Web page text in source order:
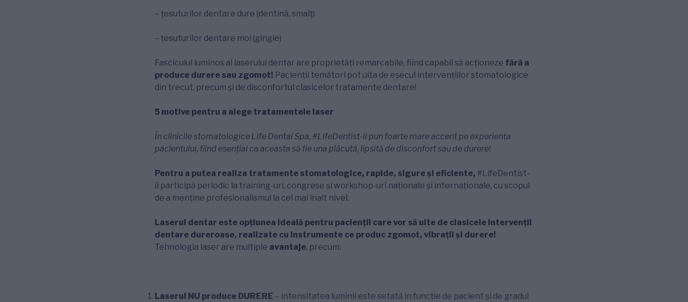
– țesuturilor dentare dure (dentină, smalț)
– țesuturilor dentare moi (gingie)
Fasciculul luminos al laserului dentar are proprietăți remarcabile, fiind capabil să acționeze fără a
produce durere sau zgomot! Pacienții temători pot uita de eșecul intervențiilor stomatologice
din trecut, precum și de disconfortul clasicelor tratamente dentare!
5 motive pentru a alege tratamentele laser
În clinicile stomatologice Life Dental Spa, #LifeDentist-ii pun foarte mare accent pe experiența
pacientului, fiind esențial ca aceasta să fie una plăcută, lipsită de disconfort sau de durere!
Pentru a putea realiza tratamente stomatologice, rapide, sigure și eficiente, #LifeDentist-
ii participă periodic la training-uri, congrese și workshop-uri naționale și internaționale, cu scopul
de a menține profesionalismul la cel mai înalt nivel.
Laserul dentar este opțiunea ideală pentru pacienții care vor să uite de clasicele intervenții
dentare dureroase, realizate cu instrumente ce produc zgomot, vibrații și durere!
Tehnologia laser are multiple avantaje, precum:
Laserul NU produce DURERE – intensitatea luminii este setată în funcție de pacient și de gradul